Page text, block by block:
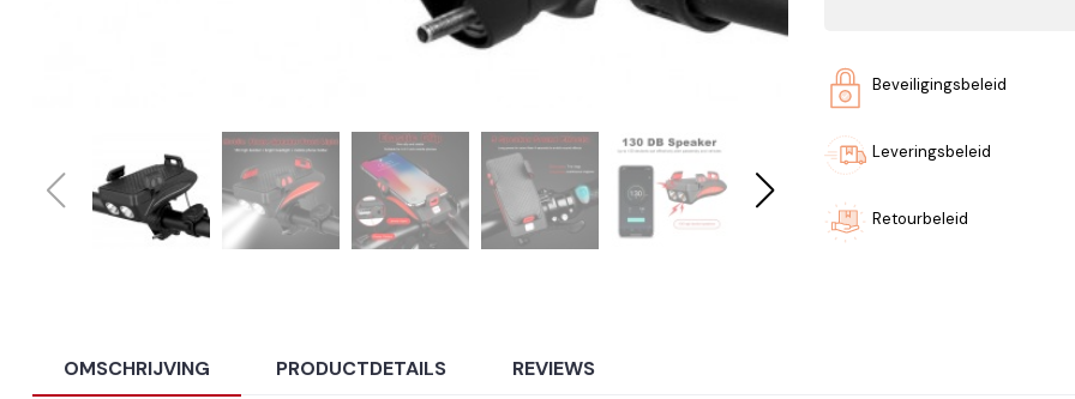
Beveiligingsbeleid
Leveringsbeleid
Retourbeleid
OMSCHRIJVING PRODUCTDETAILS REVIEWS